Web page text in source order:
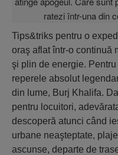
Tips&triks pentru o
oraş aflat într-o continuă
şi plin de energie.
reperele absolut
din lume, Burj Khalifa.
pentru locuitori,
descoperă atunci când
urbane neaşteptate,
ascunse, departe de